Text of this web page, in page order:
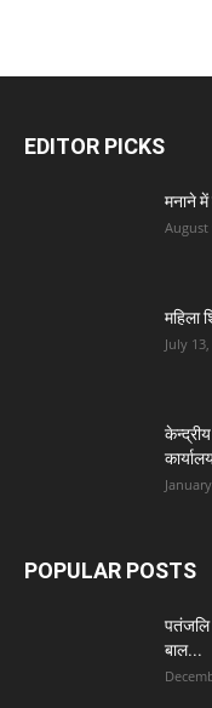
EDITOR PICKS
मनाने
August
महिला
July
POPULAR POSTS
पतंजलि
बाल...